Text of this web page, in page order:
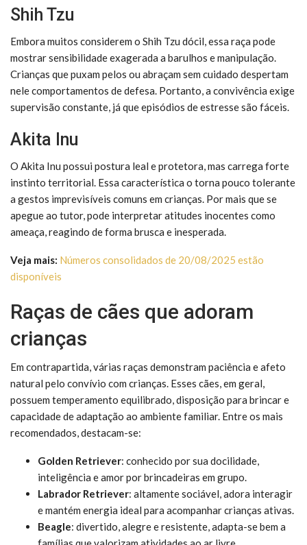
Shih Tzu
Embora muitos considerem o Shih Tzu dócil, essa raça pode
mostrar sensibilidade exagerada a barulhos e manipulação.
Crianças que puxam pelos ou abraçam sem cuidado despertam
nele comportamentos de defesa. Portanto, a convivência exige
supervisão constante, já que episódios de estresse são fáceis.
Akita Inu
O Akita Inu possui postura leal e protetora, mas carrega forte
instinto territorial. Essa característica o torna pouco tolerante
a gestos imprevisíveis comuns em crianças. Por mais que se
apegue ao tutor, pode interpretar atitudes inocentes como
ameaça, reagindo de forma brusca e inesperada.
Veja mais: Números consolidados de 20/08/2025 estão
disponíveis
Raças de cães que adoram
crianças
Em contrapartida, várias raças demonstram paciência e afeto
natural pelo convívio com crianças. Esses cães, em geral,
possuem temperamento equilibrado, disposição para brincar e
capacidade de adaptação ao ambiente familiar. Entre os mais
recomendados, destacam-se:
Golden Retriever: conhecido por sua docilidade,
inteligência e amor por brincadeiras em grupo.
Labrador Retriever: altamente sociável, adora interagir
e mantém energia ideal para acompanhar crianças ativas.
Beagle: divertido, alegre e resistente, adapta-se bem a